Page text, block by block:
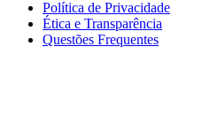
Política de Privacidade
Ética e Transparência
Questões Frequentes